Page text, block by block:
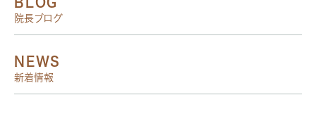
院長ブログ
NEWS
新着情報